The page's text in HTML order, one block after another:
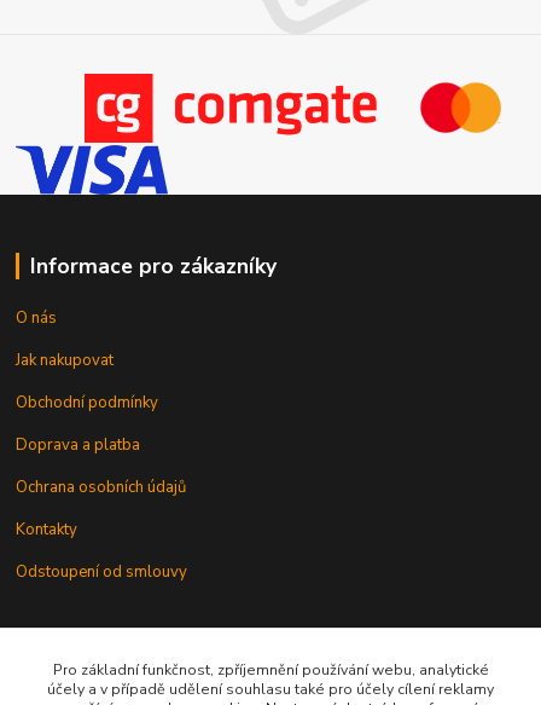
Informace pro zákazníky
O nás
Jak nakupovat
Obchodní podmínky
Doprava a platba
Ochrana osobních údajů
Kontakty
Odstoupení od smlouvy
Pro základní funkčnost, zpříjemnění používání webu, analytické
účely a v případě udělení souhlasu také pro účely cílení reklamy